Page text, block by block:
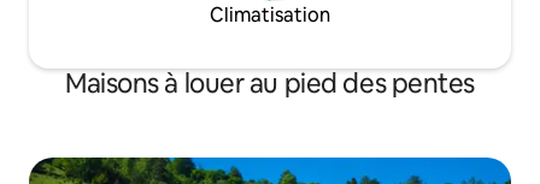
Climatisation
Maisons à louer au pied des pentes